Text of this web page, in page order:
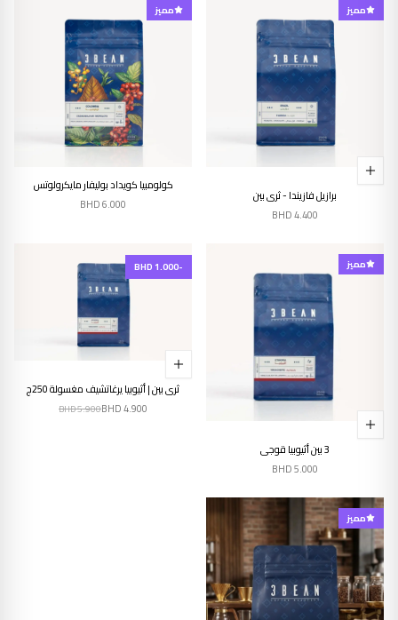
مميز
برازيل فازيندا - ثري بين
BHD4.400
مميز
كولومبيا كويداد بوليفار مايكرولوتس
BHD6.000
مميز
3 بين أثيوبيا قوجي
BHD5.000
-BHD 1.000
ثري بين | أثيوبيا يرغاتشيف مغسولة 250ج
BHD4.900
BHD5.900
مميز